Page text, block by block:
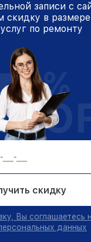
записи с
скидку в
по ремонту
скидку
Вы соглашаетесь
данных
%